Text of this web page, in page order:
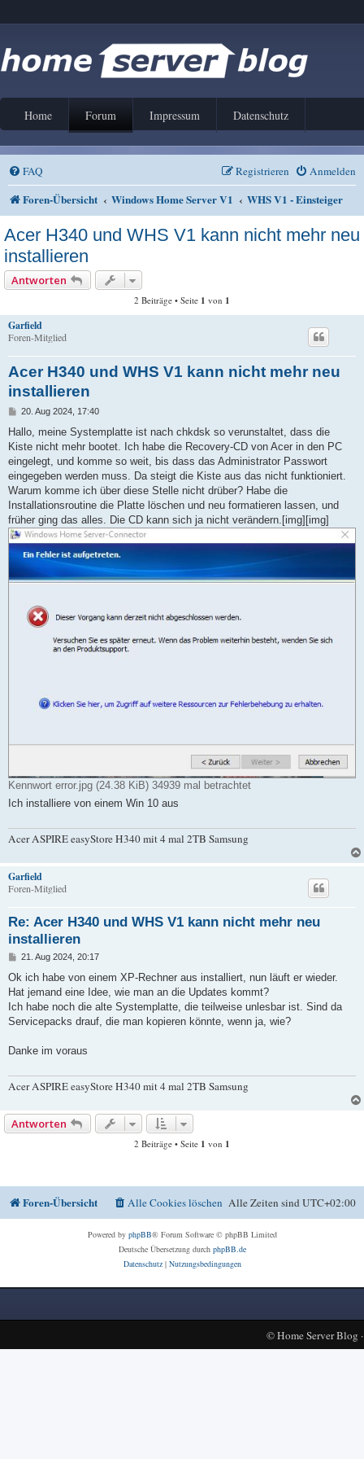
Home Forum Impressum Datenschutz
FAQ Anmelden
Registrieren
Foren-Übersicht Windows Home Server V1 WHS V1 - Einsteiger
Acer H340 und WHS V1 kann nicht mehr neu
installieren
Antworten
2 Beiträge • Seite 1 von 1
Garfield
Foren-Mitglied
Acer H340 und WHS V1 kann nicht mehr neu
installieren
B
i
r
a
20. Aug 2024, 17:40
Hallo, meine Systemplatte ist nach chkdsk so verunstaltet, dass die
Kiste nicht mehr bootet. Ich habe die Recovery-CD von Acer in den PC
eingelegt, und komme so weit, bis dass das Administrator Passwort
eingegeben werden muss. Da steigt die Kiste aus das nicht funktioniert.
Warum komme ich über diese Stelle nicht drüber? Habe die
Installationsroutine die Platte löschen und neu formatieren lassen, und
früher ging das alles. Die CD kann sich ja nicht verändern.[img][img]
Kennwort error.jpg (24.38 KiB) 34939 mal betrachtet
Ich installiere von einem Win 10 aus
Acer ASPIRE easyStore H340 mit 4 mal 2TB Samsung
Garfield
Foren-Mitglied
Re: Acer H340 und WHS V1 kann nicht mehr neu
installieren
B
i
r
a
21. Aug 2024, 20:17
Ok ich habe von einem XP-Rechner aus installiert, nun läuft er wieder.
Hat jemand eine Idee, wie man an die Updates kommt?
Ich habe noch die alte Systemplatte, die teilweise unlesbar ist. Sind da
Servicepacks drauf, die man kopieren könnte, wenn ja, wie?
Danke im voraus
Acer ASPIRE easyStore H340 mit 4 mal 2TB Samsung
Antworten
2 Beiträge • Seite 1 von 1
Foren-Übersicht Alle Zeiten sindUTC+02:00
Alle Cookies löschen
Powered by phpBB® Forum Software © phpBB Limited
Deutsche Übersetzung durch phpBB.de
Datenschutz| Nutzungsbedingungen
©Home Server Blog